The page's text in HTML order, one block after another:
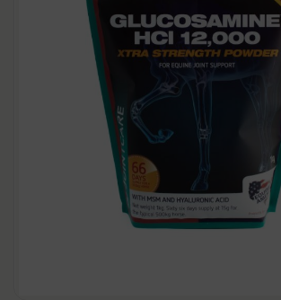
CINCHAS Y ESTRIBOS
SALVACRUCES
CABEZADAS
Regalos y Complementos